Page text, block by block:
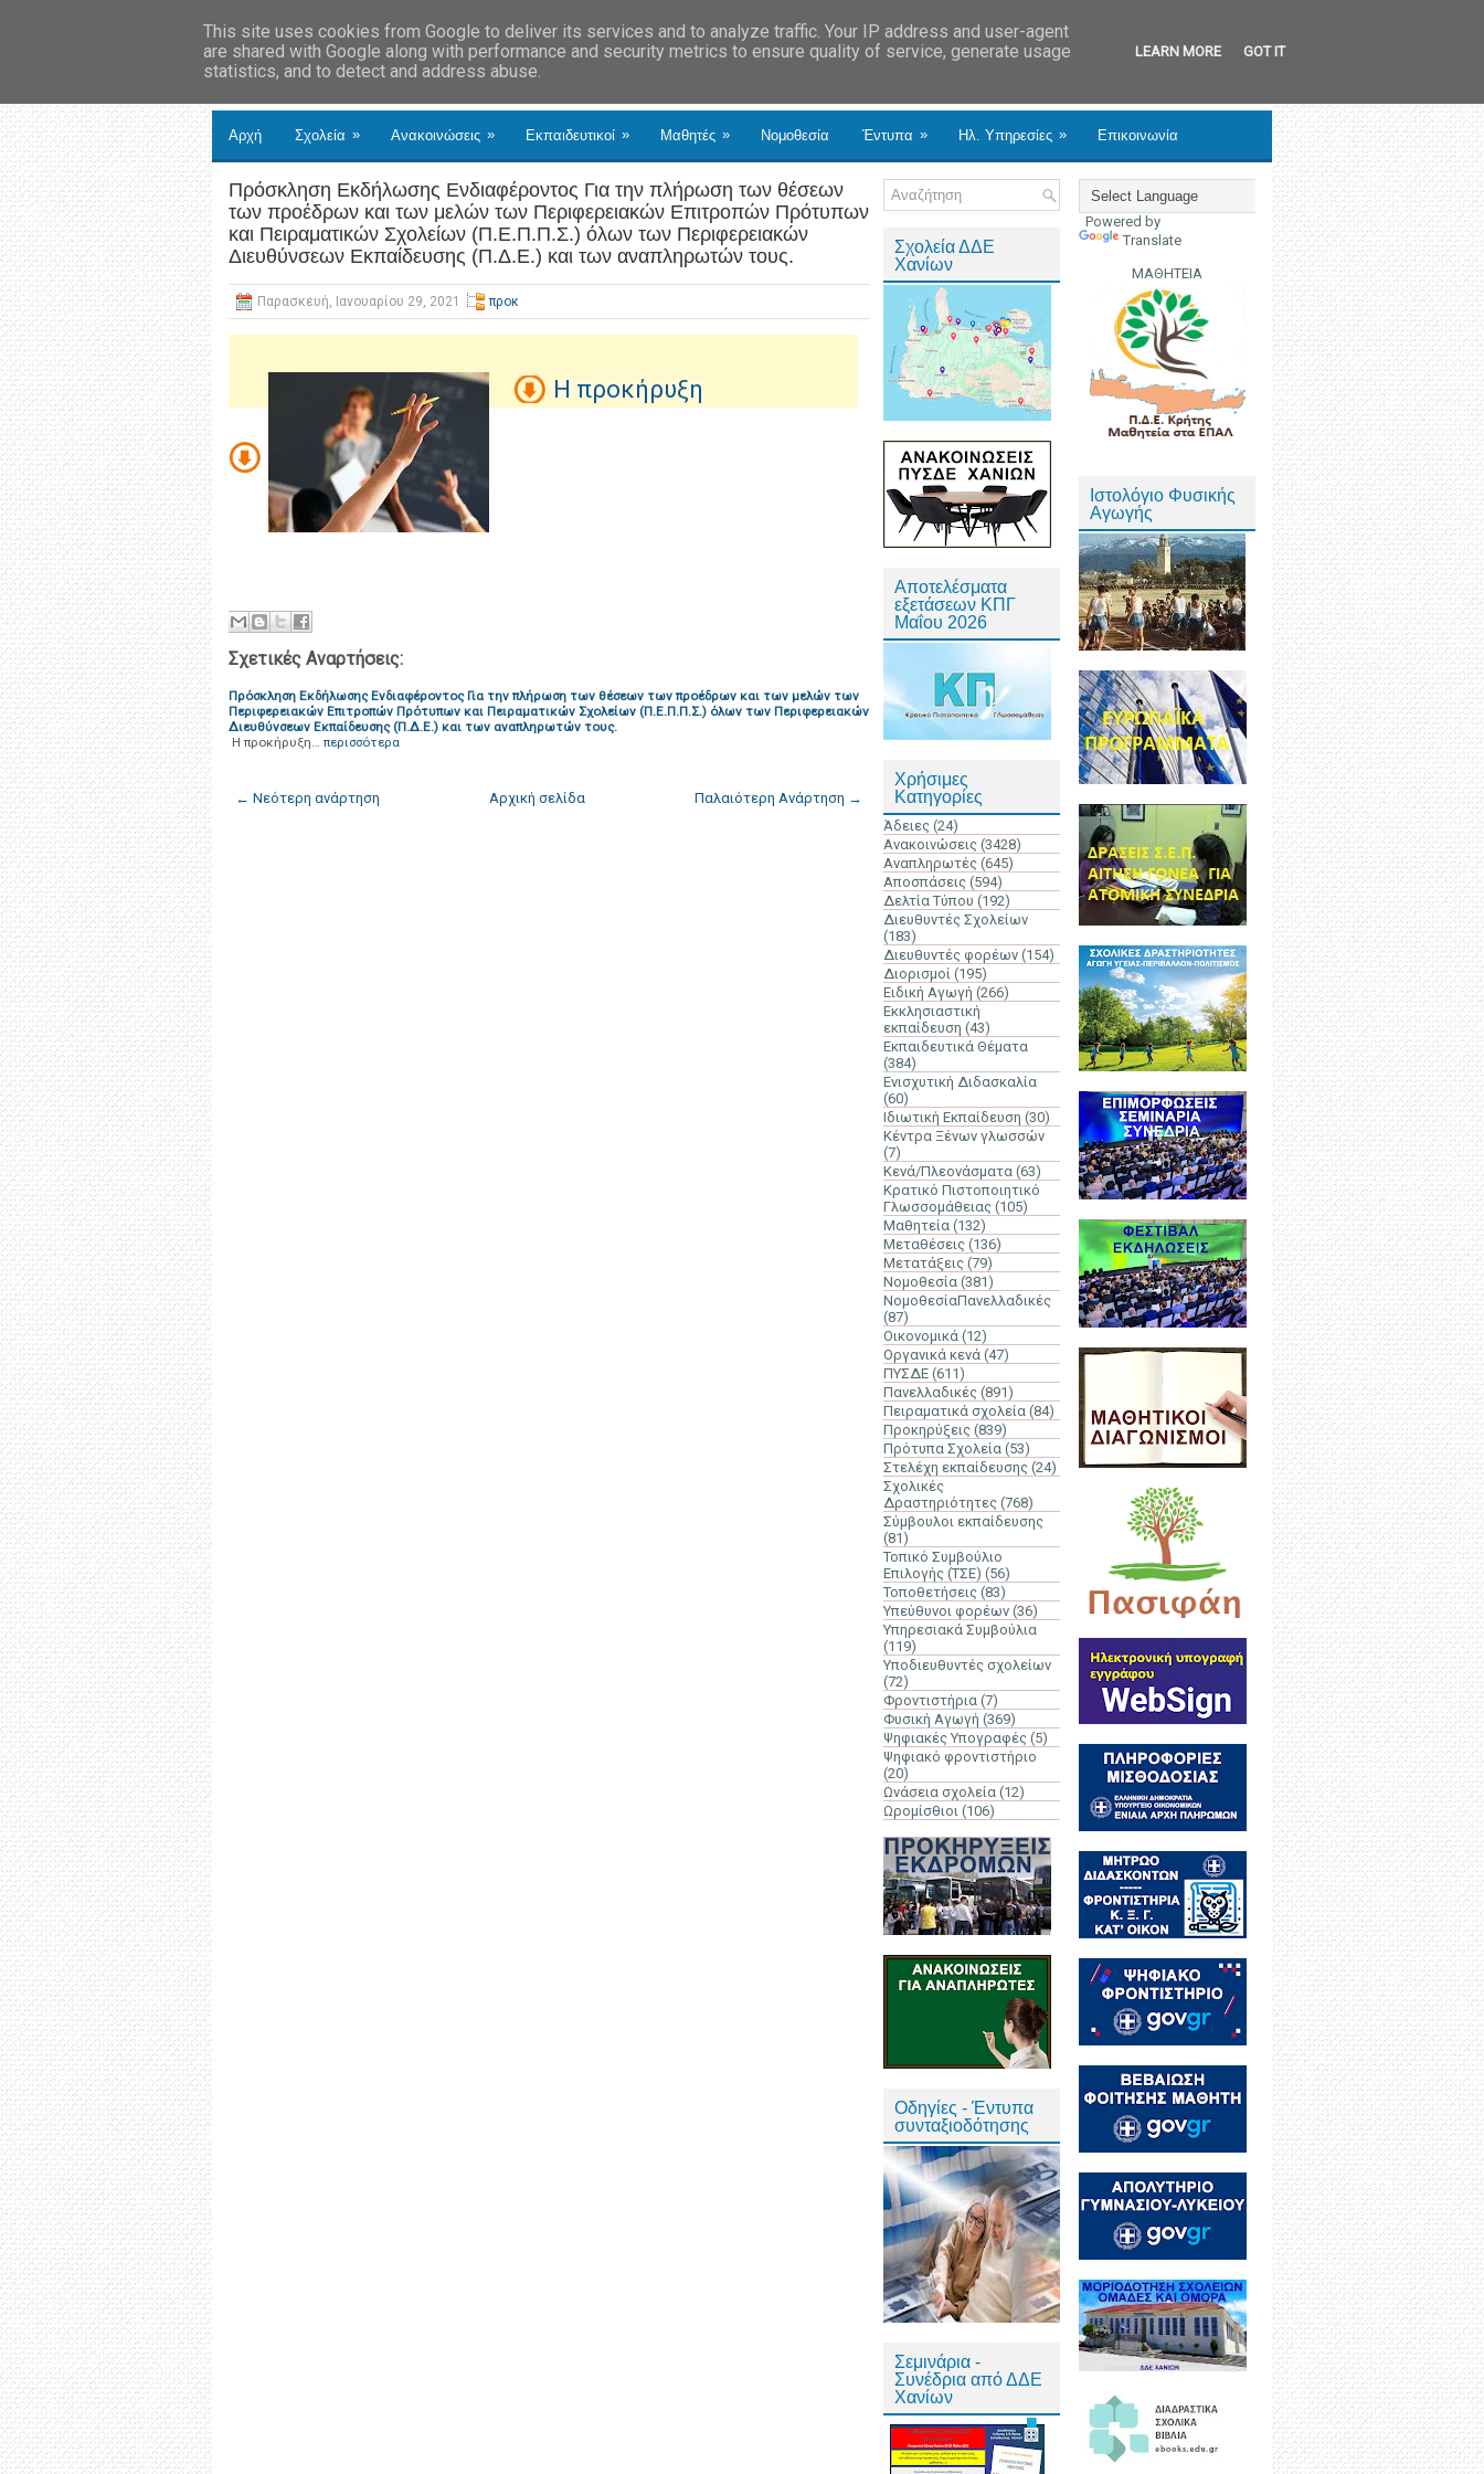
Αρχή Σχολεία » Ανακοινώσεις » Εκπαιδευτικοί » Μαθητές » Νομοθεσία Έντυπα » Ηλ. Υπηρεσίες » Επικοινωνία
Πρόσκληση Εκδήλωσης Ενδιαφέροντος Για την πλήρωση των θέσεων
των προέδρων και των μελών των Περιφερειακών Επιτροπών Πρότυπων
και Πειραματικών Σχολείων (Π.Ε.Π.Π.Σ.) όλων των Περιφερειακών
Διευθύνσεων Εκπαίδευσης (Π.Δ.Ε.) και των αναπληρωτών τους.
Παρασκευή, Ιανουαρίου 29, 2021 προκ
Η προκήρυξη
Σχετικές Αναρτήσεις:
Πρόσκληση Εκδήλωσης Ενδιαφέροντος Για την πλήρωση των θέσεων των προέδρων και των μελών των
Περιφερειακών Επιτροπών Πρότυπων και Πειραματικών Σχολείων (Π.Ε.Π.Π.Σ.) όλων των Περιφερειακών
Διευθύνσεων Εκπαίδευσης (Π.Δ.Ε.) και των αναπληρωτών τους.
Η προκήρυξη… περισσότερα
← Νεότερη ανάρτηση Παλαιότερη Ανάρτηση →
Αρχική σελίδα
Σχολεία ΔΔΕ
Χανίων
Αποτελέσματα
εξετάσεων ΚΠΓ
Μαΐου 2026
Χρήσιμες
Κατηγορίες
Άδειες (24)
Ανακοινώσεις (3428)
Αναπληρωτές (645)
Αποσπάσεις (594)
Δελτία Τύπου (192)
Διευθυντές Σχολείων
(183)
Διευθυντές φορέων (154)
Διορισμοί (195)
Ειδική Αγωγή (266)
Εκκλησιαστική
εκπαίδευση (43)
Εκπαιδευτικά Θέματα
(384)
Ενισχυτική Διδασκαλία
(60)
Ιδιωτική Εκπαίδευση (30)
Κέντρα Ξένων γλωσσών
(7)
Κενά/Πλεονάσματα (63)
Κρατικό Πιστοποιητικό
Γλωσσομάθειας (105)
Μαθητεία (132)
Μεταθέσεις (136)
Μετατάξεις (79)
Νομοθεσία (381)
ΝομοθεσίαΠανελλαδικές
(87)
Οικονομικά (12)
Οργανικά κενά (47)
ΠΥΣΔΕ (611)
Πανελλαδικές (891)
Πειραματικά σχολεία (84)
Προκηρύξεις (839)
Πρότυπα Σχολεία (53)
Στελέχη εκπαίδευσης (24)
Σχολικές
Δραστηριότητες (768)
Σύμβουλοι εκπαίδευσης
(81)
Τοπικό Συμβούλιο
Επιλογής (ΤΣΕ) (56)
Τοποθετήσεις (83)
Υπεύθυνοι φορέων (36)
Υπηρεσιακά Συμβούλια
(119)
Υποδιευθυντές σχολείων
(72)
Φροντιστήρια (7)
Φυσική Αγωγή (369)
Ψηφιακές Υπογραφές (5)
Ψηφιακό φροντιστήριο
(20)
Ωνάσεια σχολεία (12)
Ωρομίσθιοι (106)
Οδηγίες - Έντυπα
συνταξιοδότησης
Σεμινάρια -
Συνέδρια από ΔΔΕ
Χανίων
Powered by
Translate
ΜΑΘΗΤΕΙΑ
Ιστολόγιο Φυσικής
Αγωγής
This site uses cookies from Google to deliver its services and to analyze traffic. Your IP address and user-agent
are shared with Google along with performance and security metrics to ensure quality of service, generate usage
statistics, and to detect and address abuse.
LEARN MORE GOT IT